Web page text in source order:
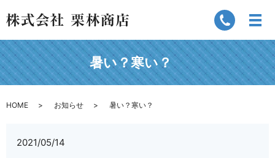
暑い？寒い？
HOME お知らせ 暑い？寒い？
2021/05/14